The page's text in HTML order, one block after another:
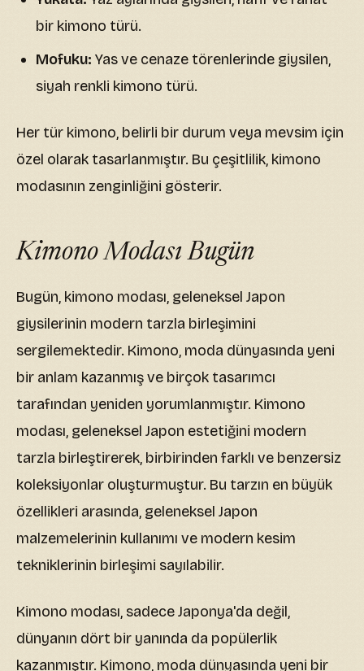
bir kimono türü.
Mofuku: Yas ve cenaze törenlerinde giysilen,
siyah renkli kimono türü.
Her tür kimono, belirli bir durum veya mevsim için
özel olarak tasarlanmıştır. Bu çeşitlilik, kimono
modasının zenginliğini gösterir.
Kimono Modası Bugün
Bugün, kimono modası, geleneksel Japon
giysilerinin modern tarzla birleşimini
sergilemektedir. Kimono, moda dünyasında yeni
bir anlam kazanmış ve birçok tasarımcı
tarafından yeniden yorumlanmıştır. Kimono
modası, geleneksel Japon estetiğini modern
tarzla birleştirerek, birbirinden farklı ve benzersiz
koleksiyonlar oluşturmuştur. Bu tarzın en büyük
özellikleri arasında, geleneksel Japon
malzemelerinin kullanımı ve modern kesim
tekniklerinin birleşimi sayılabilir.
Kimono modası, sadece Japonya'da değil,
dünyanın dört bir yanında da popülerlik
kazanmıştır. Kimono, moda dünyasında yeni bir